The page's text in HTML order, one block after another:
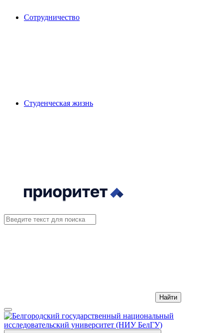
Сотрудничество
Студенческая жизнь
Найти